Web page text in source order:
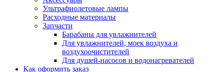
Ультрафиолетовые лампы
Расходные материалы
Запчасти
Барабаны для увлажнителей
Для увлажнителей, моек воздуха и
воздухоочистителей
Для душей-насосов и водонагревателей
Как оформить заказ